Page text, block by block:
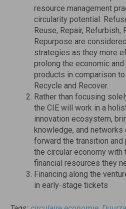
resource management
circularity potential.
Reuse, Repair, Refurbish,
Repurpose are
strategies as they more
prolong the economic
products in comparison
Recycle and Recover.
Rather than focusing
the CIE will work in a
innovation ecosystem,
knowledge, and
forward the transition
the circular economy with
financial resources they
Financing along the
in early-stage tickets